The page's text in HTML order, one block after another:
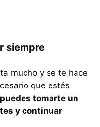
siempre
mucho y se te hace
que estés
puedes tomarte un
y continuar